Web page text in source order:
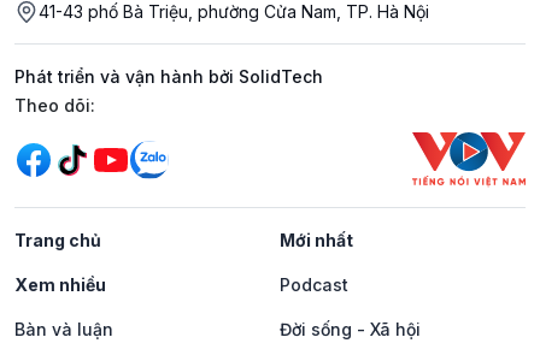
41-43 phố Bà Triệu, phường Cửa Nam, TP. Hà Nội
Phát triển và vận hành bởi SolidTech
Mạng xã hội
Theo dõi:
Trang chủ Mới nhất
Xem nhiều Podcast
Bàn và luận Đời sống - Xã hội